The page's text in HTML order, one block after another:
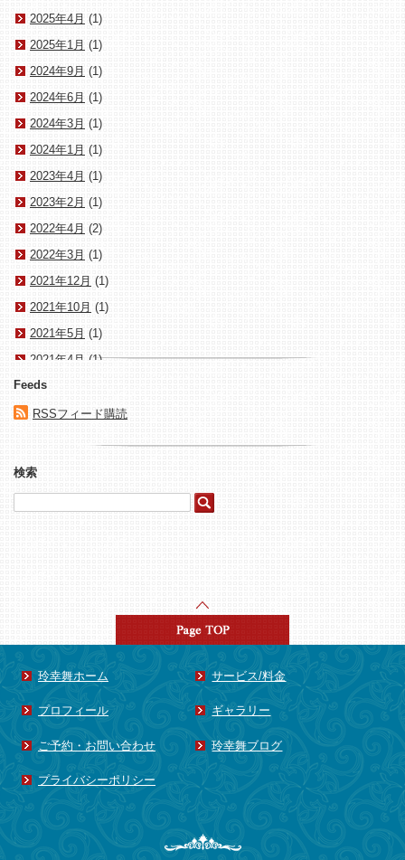
2025年4月 (1)
2025年1月 (1)
2024年9月 (1)
2024年6月 (1)
2024年3月 (1)
2024年1月 (1)
2023年4月 (1)
2023年2月 (1)
2022年4月 (2)
2022年3月 (1)
2021年12月 (1)
2021年10月 (1)
2021年5月 (1)
2021年4月 (1)
2021年3月
2020年1月(1)
2017年8月
2017年4月(1)
2015年1月(15)
2014年8月(1)
2014年7月 (1)
2014年6月
2014年5月(1)
2014年4月(3)
2014年3月 (2)
2014年2月(1)
Feeds
RSSフィード購読
検索
玲幸舞ホーム サービス/料金
プロフィール ギャラリー
ご予約・お問い合わせ 玲幸舞ブログ
プライバシーポリシー